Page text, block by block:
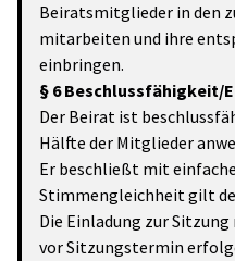
Beiratsmitglieder in den
mitarbeiten und ihre
einbringen.
§ 6 Beschlussfähigkeit/
Der Beirat ist
Hälfte der Mitglieder
Er beschließt mit
Stimmengleichheit gilt
Die Einladung zur
vor Sitzungstermin